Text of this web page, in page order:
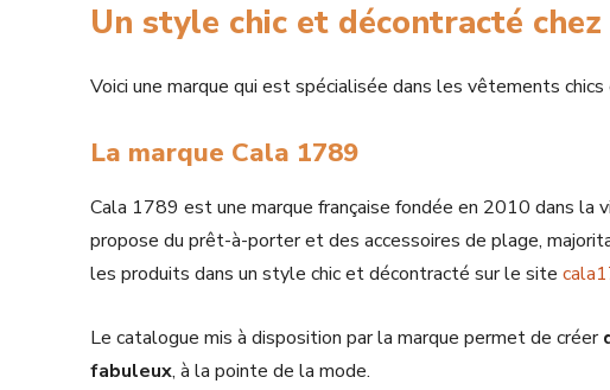
Un style chic et décontracté chez
Voici une marque qui est spécialisée dans les vêtements
La marque Cala 1789
Cala 1789 est une marque française fondée en 2010 dans la
propose du prêt-à-porter et des accessoires de plage,
les produits dans un style chic et décontracté sur le site
Le catalogue mis à disposition par la marque permet de créer
fabuleux, à la pointe de la mode.